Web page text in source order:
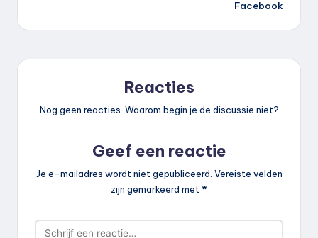
Facebook
Reacties
Nog geen reacties. Waarom begin je de discussie niet?
Geef een reactie
Je e-mailadres wordt niet gepubliceerd. Vereiste velden
zijn gemarkeerd met *